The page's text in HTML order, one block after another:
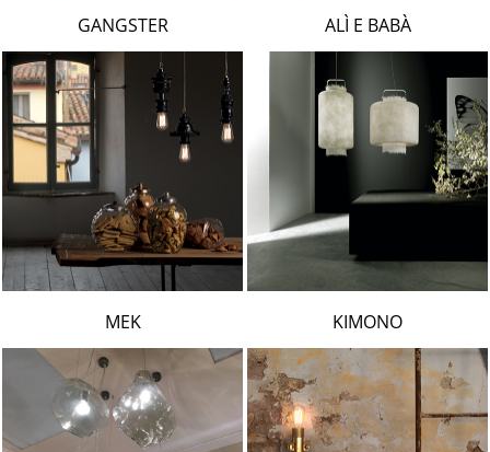
PORSCHE
CATELLANI & SMITH
VIABIZZUNO
ALÌ E BABÀ
GANGSTER
KIMONO
MEK